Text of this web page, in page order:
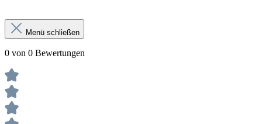
Menü schließen
0 von 0 Bewertungen